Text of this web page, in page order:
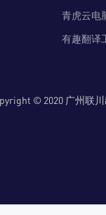
青虎云电
有趣翻译
© 2020 广州联